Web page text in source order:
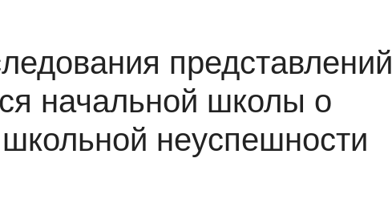
представлений
начальной школы о
неуспешности